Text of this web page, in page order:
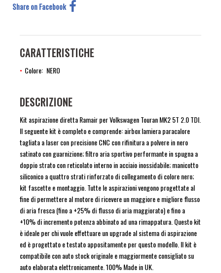
Share on Facebook
CARATTERISTICHE
Colore NERO
DESCRIZIONE
Kit aspirazione diretta Ramair per Volkswagen Touran MK2 5T 2.0 TDI.
Il seguente kit è completo e comprende: airbox lamiera paracalore
tagliata a laser con precisione CNC con rifinitura a polvere in nero
satinato con guarnizione; filtro aria sportivo performante in spugna a
doppio strato con reticolato interno in acciaio inossidabile; manicotto
siliconico a quattro strati rinforzato di collegamento di colore nero;
kit fascette e montaggio. Tutte le aspirazioni vengono progettate al
fine di permettere al motore di ricevere un maggiore e migliore flusso
di aria fresca (fino a +25% di flusso di aria maggiorato) e fino a
+10% di incremento potenza abbinato ad una rimappatura. Questo kit
è ideale per chi vuole effettuare un upgrade al sistema di aspirazione
ed è progettato e testato appositamente per questo modello. Il kit è
compatibile con auto stock originale e maggiormente consigliato su
auto elaborata elettronicamente. 100% Made in UK.